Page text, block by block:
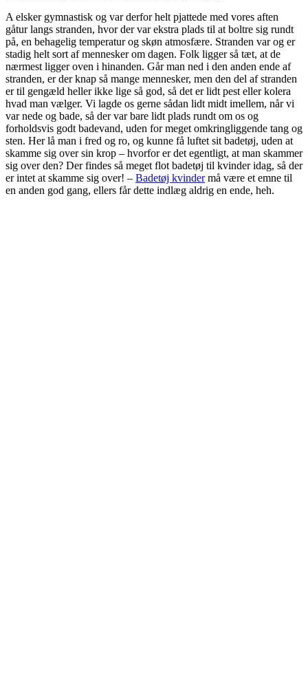
A elsker gymnastisk og var derfor helt pjattede med vores aften
gåtur langs stranden, hvor der var ekstra plads til at boltre sig rundt
på, en behagelig temperatur og skøn atmosfære. Stranden var og er
stadig helt sort af mennesker om dagen. Folk ligger så tæt, at de
nærmest ligger oven i hinanden. Går man ned i den anden ende af
stranden, er der knap så mange mennesker, men den del af stranden
er til gengæld heller ikke lige så god, så det er lidt pest eller kolera
hvad man vælger. Vi lagde os gerne sådan lidt midt imellem, når vi
var nede og bade, så der var bare lidt plads rundt om os og
forholdsvis godt badevand, uden for meget omkringliggende tang og
sten. Her lå man i fred og ro, og kunne få luftet sit badetøj, uden at
skamme sig over sin krop – hvorfor er det egentligt, at man skammer
sig over den? Der findes så meget flot badetøj til kvinder idag, så der
er intet at skamme sig over! – Badetøj kvindermå være et emne til
en anden god gang, ellers får dette indlæg aldrig en ende, heh.